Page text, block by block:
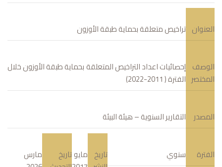
العنوان تراخيص متعلقة بحماية طبقة الأوزون
الوصف
المختصر
إحصائيات اعداد التراخيص المتعلقة بحماية طبقة الأوزون خلال
الفترة ( 2011-2022)
المصدر التقارير السنوية – هيئة البيئة
الفترة سنوي
تاريخ مايوتاريخ
مارس